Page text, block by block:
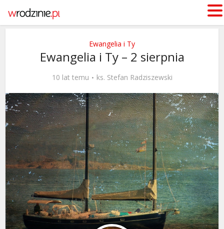
Ewangelia i Ty
Ewangelia i Ty – 2 sierpnia
10 lat temu ks. Stefan Radziszewski